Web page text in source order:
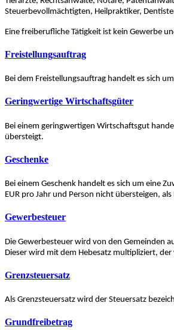
Steuerbevollmächtigten, Heilpraktiker,
Eine freiberufliche Tätigkeit ist kein Gewerbe
Freistellungsauftrag
Bei dem Freistellungsauftrag handelt es sich
Geringwertige Wirtschaftsgüter
Bei einem geringwertigen Wirtschaftsgut
übersteigt.
Geschenke
Bei einem Geschenk handelt es sich um eine
EUR pro Jahr und Person nicht übersteigen,
Gewerbesteuer
Die Gewerbesteuer wird von den Gemeinden
Dieser wird mit dem Hebesatz multipliziert,
Grenzsteuersatz
Als Grenzsteuersatz wird der Steuersatz
Grundfreibetrag